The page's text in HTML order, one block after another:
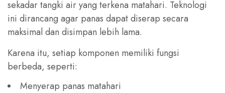
sekadar tangki air yang terkena matahari. Teknologi
ini dirancang agar panas dapat diserap secara
maksimal dan disimpan lebih lama.
Karena itu, setiap komponen memiliki fungsi
berbeda, seperti:
Menyerap panas matahari